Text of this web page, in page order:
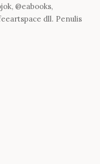
@eabooks,
dll. Penulis